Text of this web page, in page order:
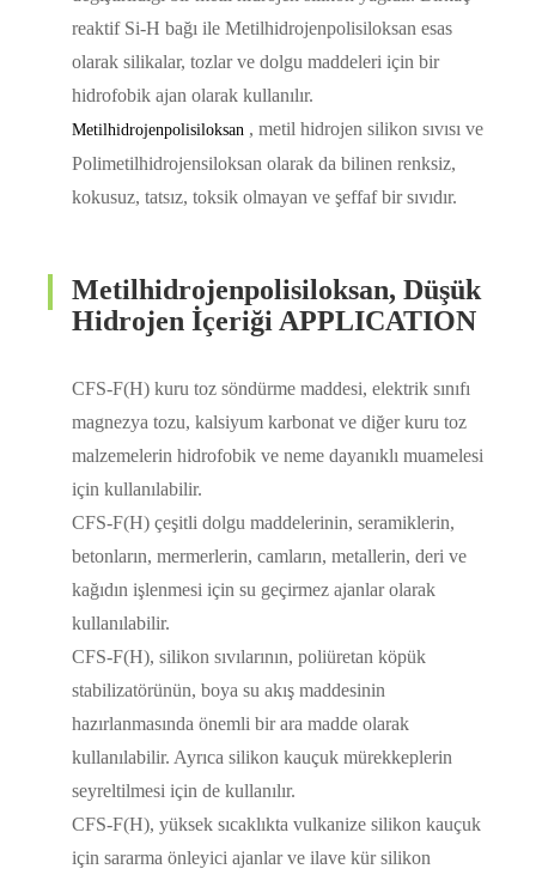
reaktif Si-H bağı ile Metilhidrojenpolisiloksan esas
olarak silikalar, tozlar ve dolgu maddeleri için bir
hidrofobik ajan olarak kullanılır.
Metilhidrojenpolisiloksan , metil hidrojen silikon sıvısı ve
Polimetilhidrojensiloksan olarak da bilinen renksiz,
kokusuz, tatsız, toksik olmayan ve şeffaf bir sıvıdır.
Metilhidrojenpolisiloksan, Düşük
Hidrojen İçeriği APPLICATION
CFS-F(H) kuru toz söndürme maddesi, elektrik sınıfı
magnezya tozu, kalsiyum karbonat ve diğer kuru toz
malzemelerin hidrofobik ve neme dayanıklı muamelesi
için kullanılabilir.
CFS-F(H) çeşitli dolgu maddelerinin, seramiklerin,
betonların, mermerlerin, camların, metallerin, deri ve
kağıdın işlenmesi için su geçirmez ajanlar olarak
kullanılabilir.
CFS-F(H), silikon sıvılarının, poliüretan köpük
stabilizatörünün, boya su akış maddesinin
hazırlanmasında önemli bir ara madde olarak
kullanılabilir. Ayrıca silikon kauçuk mürekkeplerin
seyreltilmesi için de kullanılır.
CFS-F(H), yüksek sıcaklıkta vulkanize silikon kauçuk
için sararma önleyici ajanlar ve ilave kür silikon